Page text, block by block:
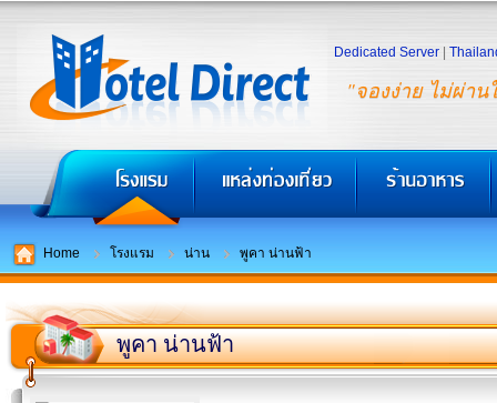
"จองง่าย ไม่ผ่าน
Dedicated Server
Home โรงแรม น่าน พูคา น่านฟ้า
พูคา น่านฟ้า